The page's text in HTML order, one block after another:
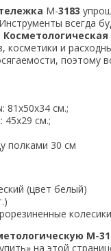
М-3183
всегда
косметики и
поэтому
81х50х34 см.;
45х29 см.;
полками 30 см
(цвет белый)
колесики
М-
на этой